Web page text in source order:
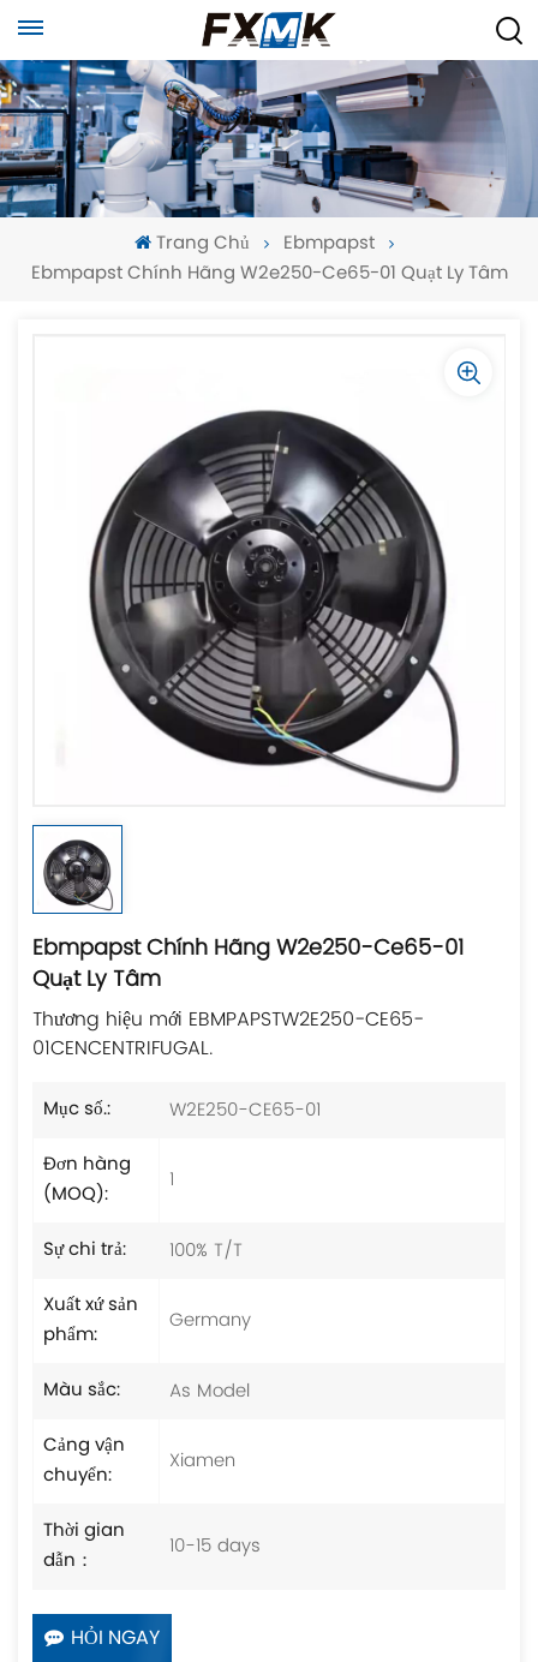
Trang Chủ
Ebmpapst
Ebmpapst Chính Hãng W2e250-Ce65-01 Quạt Ly Tâm
Ebmpapst Chính Hãng W2e250-Ce65-01
Quạt Ly Tâm
Thương hiệu mới EBMPAPSTW2E250-CE65-
01CENCENTRIFUGAL.
Mục số.:
W2E250-CE65-01
Đơn hàng
(MOQ):
1
Sự chi trả:
100% T/T
Xuất xứ sản
phẩm:
Germany
Màu sắc:
As Model
Cảng vận
chuyển:
Xiamen
Thời gian
dẫn：
10-15 days
HỎI NGAY